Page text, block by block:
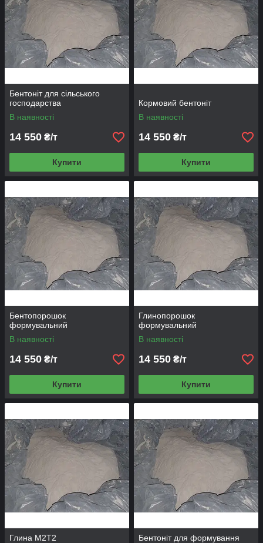
Бентоніт для сільського
господарства
В наявності
14 550 ₴/т
Купити
Кормовий бентоніт
В наявності
14 550 ₴/т
Купити
Бентопорошок
формувальний
В наявності
14 550 ₴/т
Купити
Глинопорошок
формувальний
В наявності
14 550 ₴/т
Купити
Глина М2Т2
Бентоніт для формування